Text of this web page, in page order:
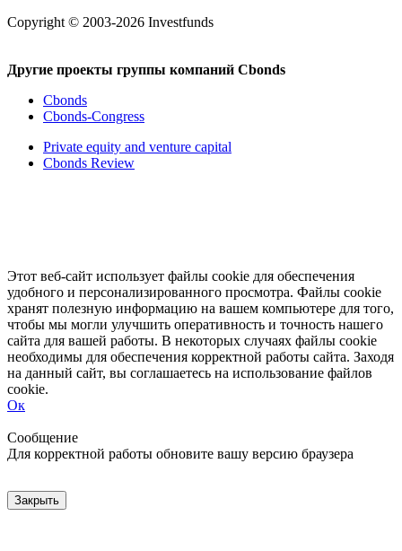
Copyright © 2003-2026 Investfunds
Другие проекты группы компаний Cbonds
Cbonds
Cbonds-Congress
Private equity and venture capital
Cbonds Review
Этот веб-сайт использует файлы cookie для обеспечения
удобного и персонализированного просмотра. Файлы cookie
хранят полезную информацию на вашем компьютере для того,
чтобы мы могли улучшить оперативность и точность нашего
сайта для вашей работы. В некоторых случаях файлы cookie
необходимы для обеспечения корректной работы сайта. Заходя
на данный сайт, вы соглашаетесь на использование файлов
cookie.
Ок
Сообщение
Для корректной работы обновите вашу версию браузера
Закрыть